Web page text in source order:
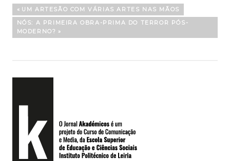
Navegação
de
artigos
PREVIOUS
POST:
UM ARTESÃO COM VÁRIAS ARTES NAS MÃOS
NEXT
POST:
NÓS: A PRIMEIRA OBRA-PRIMA DO TERROR PÓS-
MODERNO?